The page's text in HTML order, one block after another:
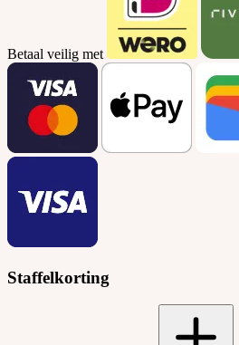
Betaal veilig met
Staffelkorting